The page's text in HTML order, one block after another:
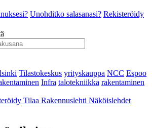
Unohditko salasanasi? Rekisteröidy
Tilastokeskus yrityskauppa NCC Espoo
Infra talotekniikka rakentaminen
Tilaa Rakennuslehti Näköislehdet